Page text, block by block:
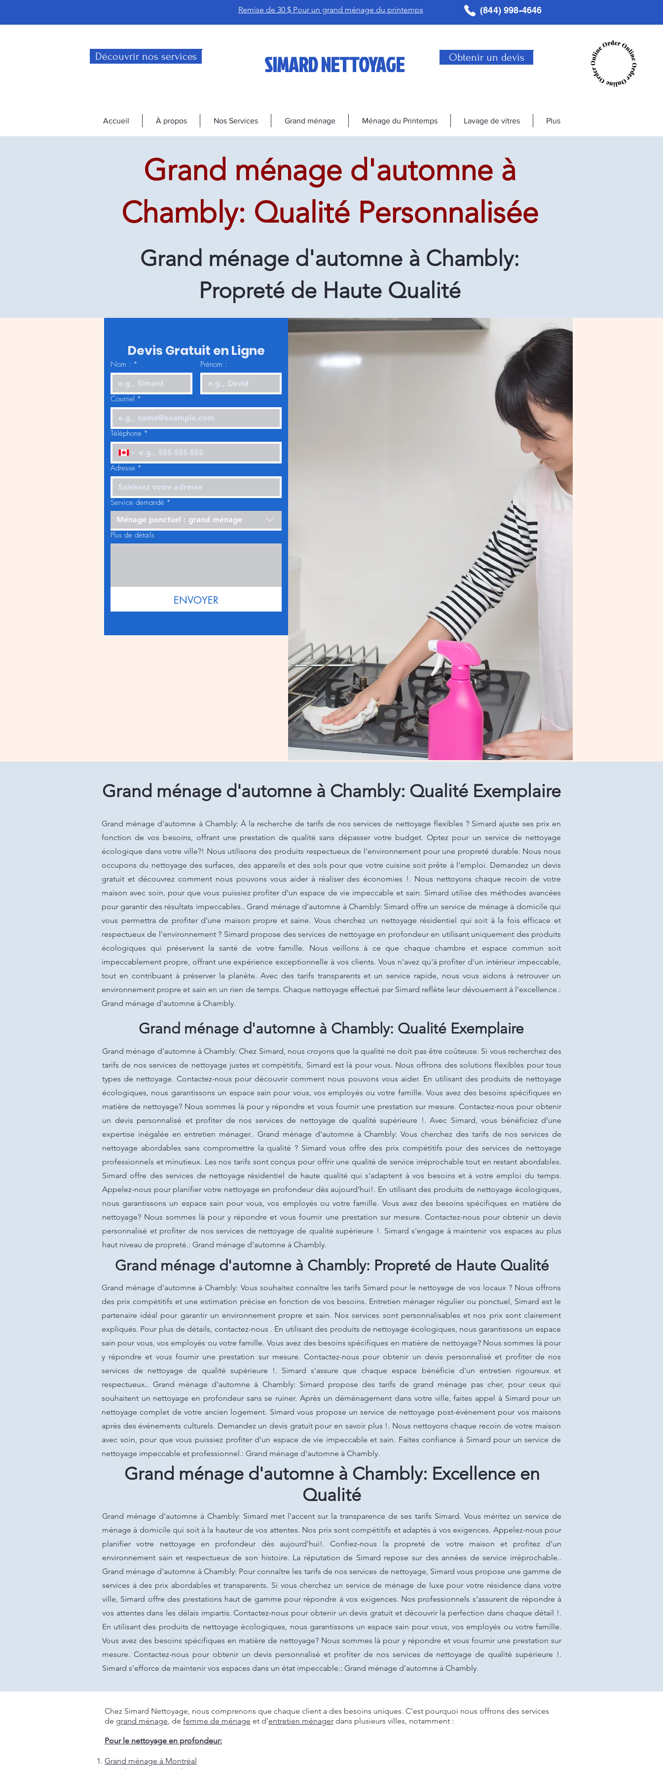
Remise de 30 $ Pour un grand ménage du printemps (844) 998-4646
Découvrir nos services SIMARD NETTOYAGE Obtenir un devis
Accueil À propos Nos Services Grand ménage Ménage du Printemps Lavage de vitres Plus
Grand ménage d'automne à
Chambly: Qualité Personnalisée
Grand ménage d'automne à Chambly:
Propreté de Haute Qualité
Devis Gratuit en Ligne
Nom : * Prénom :
Courriel *
Téléphone *
Adresse *
Service demandé *
Ménage ponctuel : grand ménage
Plus de détails
ENVOYER
Grand ménage d'automne à Chambly: Qualité Exemplaire
Grand ménage d'automne à Chambly: À la recherche de tarifs de nos services de nettoyage flexibles ? Simard ajuste ses prix en
fonction de vos besoins, offrant une prestation de qualité sans dépasser votre budget. Optez pour un service de nettoyage
écologique dans votre ville?! Nous utilisons des produits respectueux de l'environnement pour une propreté durable. Nous nous
occupons du nettoyage des surfaces, des appareils et des sols pour que votre cuisine soit prête à l'emploi. Demandez un devis
gratuit et découvrez comment nous pouvons vous aider à réaliser des économies !. Nous nettoyons chaque recoin de votre
maison avec soin, pour que vous puissiez profiter d'un espace de vie impeccable et sain. Simard utilise des méthodes avancées
pour garantir des résultats impeccables.. Grand ménage d'automne à Chambly: Simard offre un service de ménage à domicile qui
vous permettra de profiter d'une maison propre et saine. Vous cherchez un nettoyage résidentiel qui soit à la fois efficace et
respectueux de l'environnement ? Simard propose des services de nettoyage en profondeur en utilisant uniquement des produits
écologiques qui préservent la santé de votre famille. Nous veillons à ce que chaque chambre et espace commun soit
impeccablement propre, offrant une expérience exceptionnelle à vos clients. Vous n'avez qu'à profiter d'un intérieur impeccable,
tout en contribuant à préserver la planète. Avec des tarifs transparents et un service rapide, nous vous aidons à retrouver un
environnement propre et sain en un rien de temps. Chaque nettoyage effectué par Simard reflète leur dévouement à l'excellence.:
Grand ménage d'automne à Chambly.
Grand ménage d'automne à Chambly: Qualité Exemplaire
Grand ménage d'automne à Chambly: Chez Simard, nous croyons que la qualité ne doit pas être coûteuse. Si vous recherchez des
tarifs de nos services de nettoyage justes et compétitifs, Simard est là pour vous. Nous offrons des solutions flexibles pour tous
types de nettoyage. Contactez-nous pour découvrir comment nous pouvons vous aider. En utilisant des produits de nettoyage
écologiques, nous garantissons un espace sain pour vous, vos employés ou votre famille. Vous avez des besoins spécifiques en
matière de nettoyage? Nous sommes là pour y répondre et vous fournir une prestation sur mesure. Contactez-nous pour obtenir
un devis personnalisé et profiter de nos services de nettoyage de qualité supérieure !. Avec Simard, vous bénéficiez d'une
expertise inégalée en entretien ménager.. Grand ménage d'automne à Chambly: Vous cherchez des tarifs de nos services de
nettoyage abordables sans compromettre la qualité ? Simard vous offre des prix compétitifs pour des services de nettoyage
professionnels et minutieux. Les nos tarifs sont conçus pour offrir une qualité de service irréprochable tout en restant abordables.
Simard offre des services de nettoyage résidentiel de haute qualité qui s'adaptent à vos besoins et à votre emploi du temps.
Appelez-nous pour planifier votre nettoyage en profondeur dès aujourd'hui!. En utilisant des produits de nettoyage écologiques,
nous garantissons un espace sain pour vous, vos employés ou votre famille. Vous avez des besoins spécifiques en matière de
nettoyage? Nous sommes là pour y répondre et vous fournir une prestation sur mesure. Contactez-nous pour obtenir un devis
personnalisé et profiter de nos services de nettoyage de qualité supérieure !. Simard s'engage à maintenir vos espaces au plus
haut niveau de propreté.: Grand ménage d'automne à Chambly.
Grand ménage d'automne à Chambly: Propreté de Haute Qualité
Grand ménage d'automne à Chambly: Vous souhaitez connaître les tarifs Simard pour le nettoyage de vos locaux ? Nous offrons
des prix compétitifs et une estimation précise en fonction de vos besoins. Entretien ménager régulier ou ponctuel, Simard est le
partenaire idéal pour garantir un environnement propre et sain. Nos services sont personnalisables et nos prix sont clairement
expliqués. Pour plus de détails, contactez-nous . En utilisant des produits de nettoyage écologiques, nous garantissons un espace
sain pour vous, vos employés ou votre famille. Vous avez des besoins spécifiques en matière de nettoyage? Nous sommes là pour
y répondre et vous fournir une prestation sur mesure. Contactez-nous pour obtenir un devis personnalisé et profiter de nos
services de nettoyage de qualité supérieure !. Simard s'assure que chaque espace bénéficie d'un entretien rigoureux et
respectueux.. Grand ménage d'automne à Chambly: Simard propose des tarifs de grand ménage pas cher, pour ceux qui
souhaitent un nettoyage en profondeur sans se ruiner. Après un déménagement dans votre ville, faites appel à Simard pour un
nettoyage complet de votre ancien logement. Simard vous propose un service de nettoyage post-événement pour vos maisons
après des événements culturels. Demandez un devis gratuit pour en savoir plus !. Nous nettoyons chaque recoin de votre maison
avec soin, pour que vous puissiez profiter d'un espace de vie impeccable et sain. Faites confiance à Simard pour un service de
nettoyage impeccable et professionnel.: Grand ménage d'automne à Chambly.
Grand ménage d'automne à Chambly: Excellence en
Qualité
Grand ménage d'automne à Chambly: Simard met l'accent sur la transparence de ses tarifs Simard. Vous méritez un service de
ménage à domicile qui soit à la hauteur de vos attentes. Nos prix sont compétitifs et adaptés à vos exigences. Appelez-nous pour
planifier votre nettoyage en profondeur dès aujourd'hui!. Confiez-nous la propreté de votre maison et profitez d'un
environnement sain et respectueux de son histoire. La réputation de Simard repose sur des années de service irréprochable..
Grand ménage d'automne à Chambly: Pour connaître les tarifs de nos services de nettoyage, Simard vous propose une gamme de
services à des prix abordables et transparents. Si vous cherchez un service de ménage de luxe pour votre résidence dans votre
ville, Simard offre des prestations haut de gamme pour répondre à vos exigences. Nos professionnels s'assurent de répondre à
vos attentes dans les délais impartis. Contactez-nous pour obtenir un devis gratuit et découvrir la perfection dans chaque détail !.
En utilisant des produits de nettoyage écologiques, nous garantissons un espace sain pour vous, vos employés ou votre famille.
Vous avez des besoins spécifiques en matière de nettoyage? Nous sommes là pour y répondre et vous fournir une prestation sur
mesure. Contactez-nous pour obtenir un devis personnalisé et profiter de nos services de nettoyage de qualité supérieure !.
Simard s'efforce de maintenir vos espaces dans un état impeccable.: Grand ménage d'automne à Chambly.
Chez Simard Nettoyage, nous comprenons que chaque client a des besoins uniques. C'est pourquoi nous offrons des services
de grand ménage, de femme de ménage et d'entretien ménager dans plusieurs villes, notamment :
Pour le nettoyage en profondeur:
Grand ménage à Montréal